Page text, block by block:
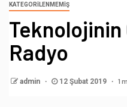
KATEGORILENMEMIŞ
Teknolojinin
Radyo
admin 12 Şubat 2019 1